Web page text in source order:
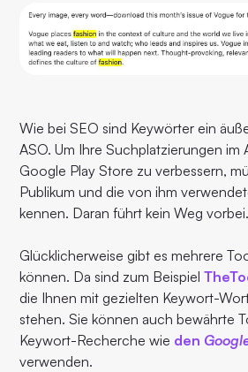
Wie bei SEO sind Keywörter ein
ASO. Um Ihre Suchplatzierungen im
Google Play Store zu verbessern,
Publikum und die von ihm
kennen. Daran führt kein Weg vorbei.
Glücklicherweise gibt es mehrere
können. Da sind zum Beispiel
die Ihnen mit gezielten Keywort-
stehen. Sie können auch bewährte
Keywort-Recherche wie den
verwenden.